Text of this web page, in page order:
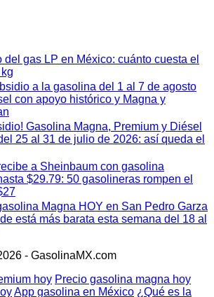
del gas LP en México: cuánto cuesta el
a la gasolina del 1 al 7 de agosto
con apoyo histórico y Magna y
Gasolina Magna, Premium y Diésel
25 al 31 de julio de 2026: así queda el
a Sheinbaum con gasolina
$29.79: 50 gasolineras rompen el
Magna HOY en San Pedro Garza
está más barata esta semana del 18 al
- GasolinaMX.com
hoy Precio gasolina magna hoy
App gasolina en México ¿Qué es la